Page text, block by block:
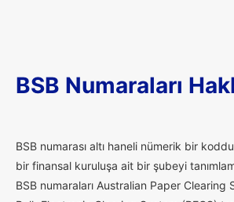
BSB Numaraları
BSB numarası altı haneli nümerik bir
bir finansal kuruluşa ait bir şubeyi
BSB numaraları Australian Paper Clearing